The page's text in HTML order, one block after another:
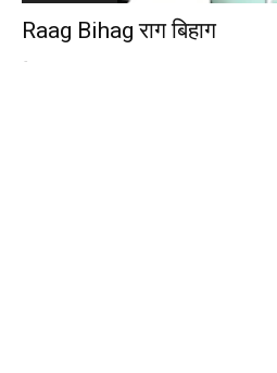
Raag Bihag राग बिहाग
-